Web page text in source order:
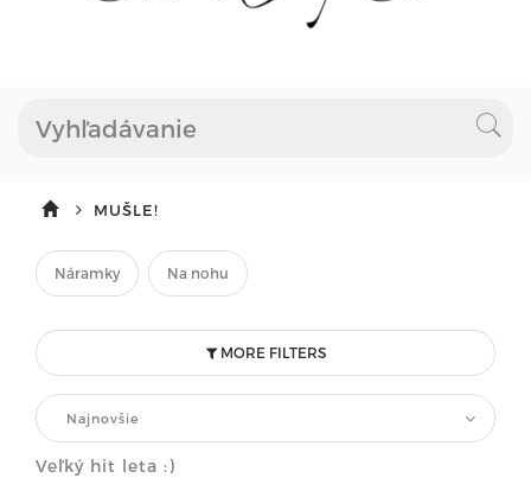
MUŠLE!
Náramky Na nohu
MORE FILTERS
Najnovšie
Veľký hit leta :)